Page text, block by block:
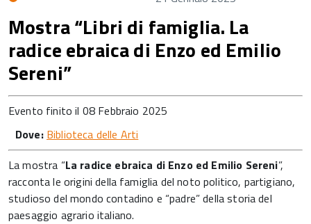
Mostra “Libri di famiglia. La
radice ebraica di Enzo ed Emilio
Sereni”
Evento finito il 08 Febbraio 2025
Dove: Biblioteca delle Arti
La mostra “La radice ebraica di Enzo ed Emilio Sereni”,
racconta le origini della famiglia del noto politico, partigiano,
studioso del mondo contadino e “padre” della storia del
paesaggio agrario italiano.